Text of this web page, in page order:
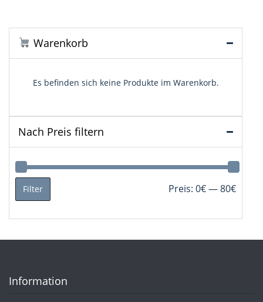
Warenkorb
Es befinden sich keine Produkte im Warenkorb.
Nach Preis filtern
Min.
Max.
Filter Preis: 0€—80€
Information